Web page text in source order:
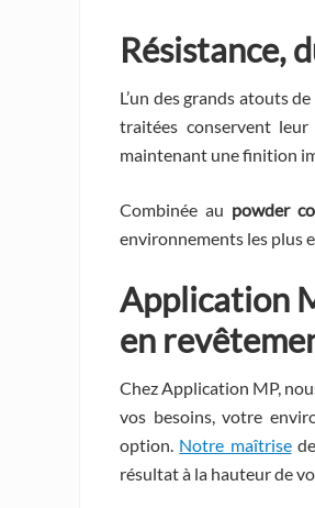
Résistance,
L’un des grands atouts de
traitées conservent
maintenant une finition
Combinée au powder
environnements les plus
Application
en
Chez Application MP,
vos besoins, votre
option. Notre maîtrise
résultat à la hauteur de